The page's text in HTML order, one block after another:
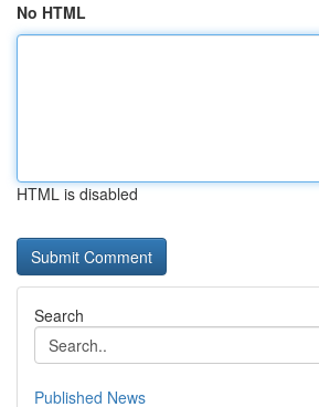
No HTML
HTML is disabled
Search
Published News